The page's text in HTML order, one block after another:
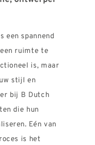
een spannend
ruimte te
is, maar
stijl en
bij B Dutch
die hun
Eén van
is het